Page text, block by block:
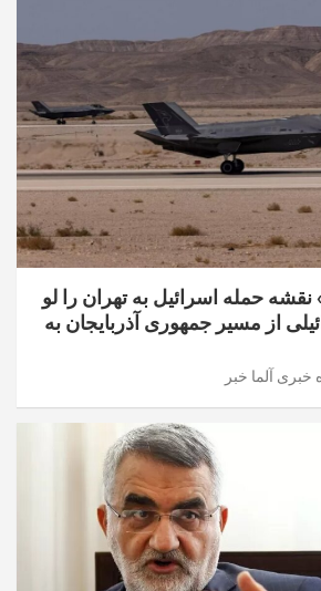
حمله اسرائیل به تهران را لو
از مسیر جمهوری آذربایجان به
خبری آلما خبر